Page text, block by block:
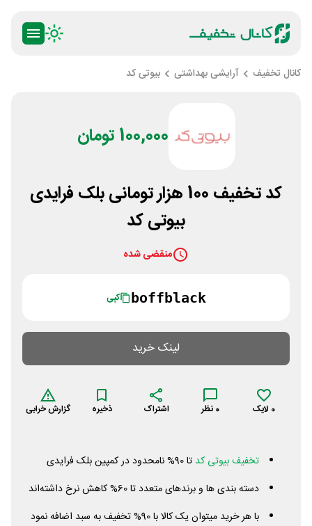
کانال تخفیف آرایشی بهداشتی بیوتی کد
100,000 تومان
کد تخفیف 100 هزار تومانی بلک فرایدی
بیوتی کد
منقضی شده
boffblack کپی
لینک خرید
0 لایک 0 نظر اشتراک ذخیره گزارش خرابی
تخفیف بیوتی کد تا 90% نامحدود در کمپین بلک فرایدی
دسته بندی ها و برندهای متعدد تا 60% کاهش نرخ داشته‌اند
با هر خرید میتوان یک کالا با 90% تخفیف به سبد اضافه نمود